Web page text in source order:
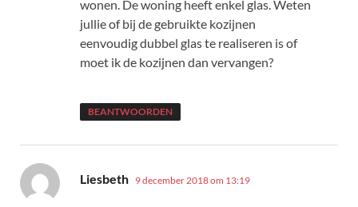
wonen. De woning heeft enkel glas. Weten
jullie of bij de gebruikte kozijnen
eenvoudig dubbel glas te realiseren is of
moet ik de kozijnen dan vervangen?
BEANTWOORDEN
Liesbeth schreef:
9 december 2018 om 13:19